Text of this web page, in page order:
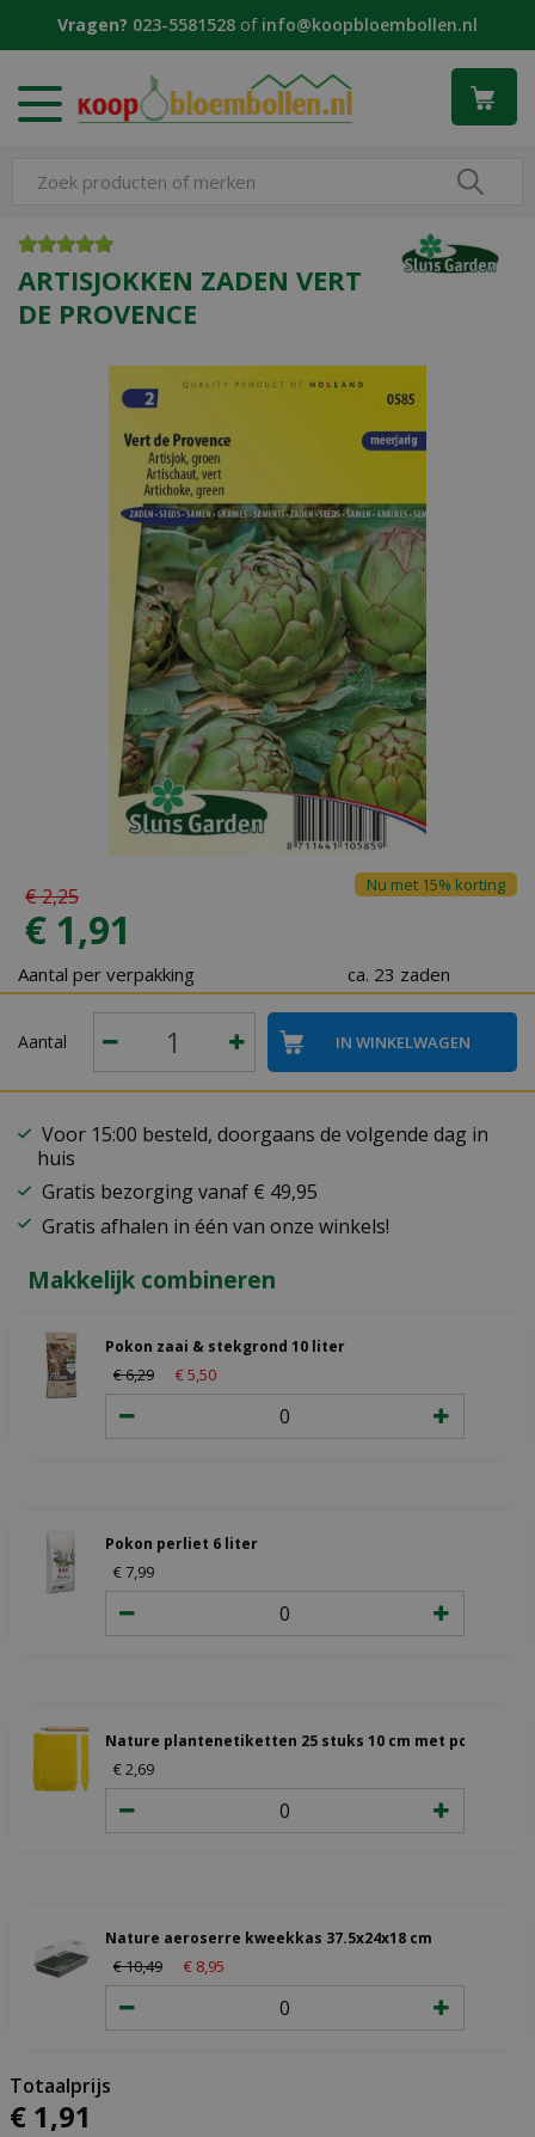
Vragen? 023-5581528 of info@koopbloembollen.nl
ARTISJOKKEN ZADEN VERT
DE PROVENCE
€2,25
€ 1,91
Nu met 15% korting
Aantal per verpakking ca. 23 zaden
Aantal
Voor 15:00 besteld, doorgaans de volgende dag in
huis
Gratis bezorging vanaf € 49,95
Gratis afhalen in één van onze winkels!
Makkelijk combineren
Pokon zaai & stekgrond 10 liter
€6,29 €5 50
Pokon perliet 6 liter
€ 7 99
Nature plantenetiketten 25 stuks 10 cm met potlood
€ 2 69
Nature aeroserre kweekkas 37.5x24x18 cm
€10,49 € 8 95
€ 1,91